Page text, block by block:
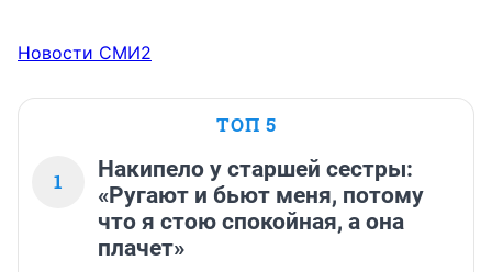
Новости СМИ2
ТОП 5
1
Накипело у старшей сестры:
«Ругают и бьют меня, потому
что я стою спокойная, а она
плачет»